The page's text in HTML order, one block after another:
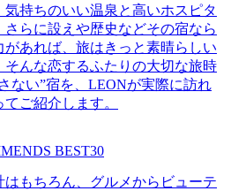
持ちのいい温泉と高いホスピタ
さらに設えや歴史などその宿なら
があれば、旅はきっと素晴らしい
そんな恋するふたりの大切な旅時
ない”宿を、LEONが実際に訪れ
ご紹介します。
BEST30
はもちろん、グルメからビューテ